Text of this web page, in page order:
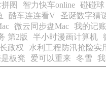
图 智力快车online 碰碰球
酷车连连看V 圣诞数字猜
微云同步盘Mac 我的记
第2版 半小时漫画计算机
政权 水利工程防汛抢险实
板凳 爱可以重来 冬雪